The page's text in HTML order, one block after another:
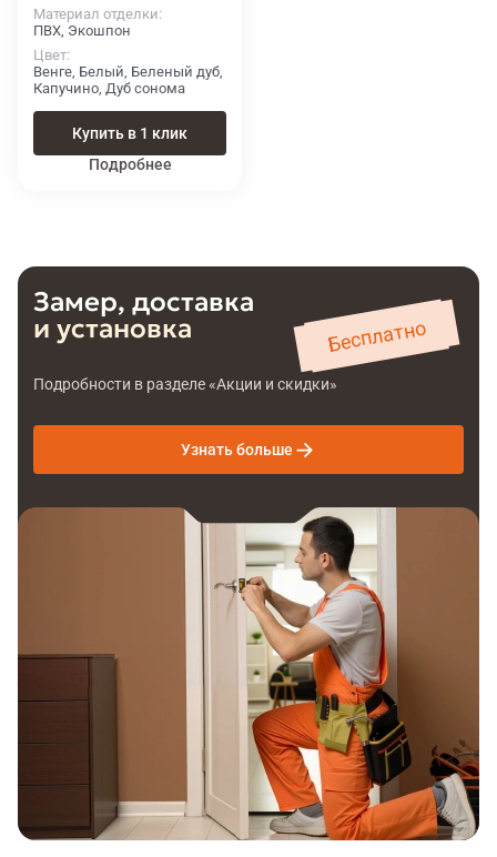
Материал отделки
ПВХ, Экошпон
Цвет
Венге, Белый, Беленый дуб,
Капучино, Дуб сонома
Купить в 1 клик
Подробнее
Замер, доставка
и установка
Бесплатно
Подробности в разделе «Акции и скидки»
Узнать больше